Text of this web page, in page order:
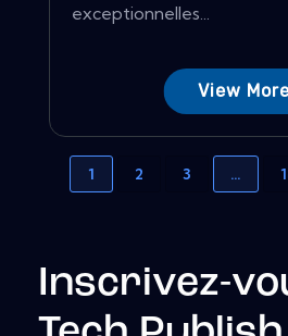
exceptionnelles...
View
1 2 3 …
Inscrivez-